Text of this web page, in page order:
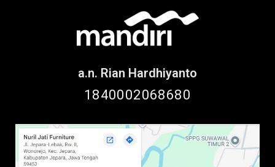
a.n. Rian Hardhiyanto
1840002068680